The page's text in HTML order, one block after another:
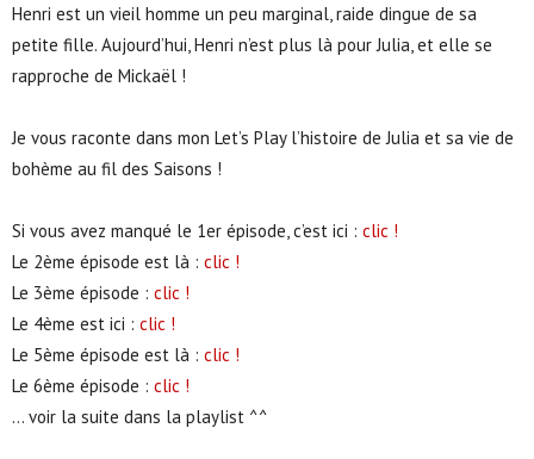
Henri est un vieil homme un peu marginal, raide dingue de sa
petite fille. Aujourd’hui, Henri n’est plus là pour Julia, et elle se
rapproche de Mickaël !
Je vous raconte dans mon Let’s Play l’histoire de Julia et sa vie de
bohème au fil des Saisons !
Si vous avez manqué le 1er épisode, c’est ici : clic !
Le 2ème épisode est là : clic !
Le 3ème épisode : clic !
Le 4ème est ici : clic !
Le 5ème épisode est là : clic !
Le 6ème épisode : clic !
… voir la suite dans la playlist ^^